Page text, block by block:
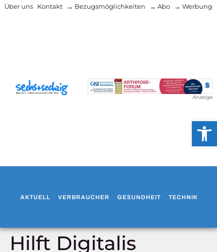
Über uns Kontakt → Bezugsmöglichkeiten → Abo → Werbung
Anzeige
AKTUELL VERBRAUCHER GESUNDHEIT TECHNIK
Hilft Digitalis